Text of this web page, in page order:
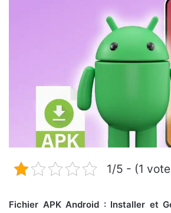
1/5 - (1
Fichier APK Android : Installer et